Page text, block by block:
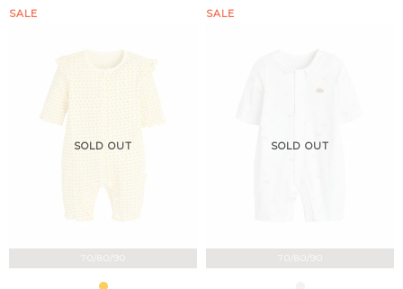
70/80/90
SOLD OUT
SALE
70/80/90
SOLD OUT
SALE